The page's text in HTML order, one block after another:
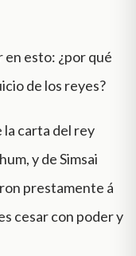
en esto: ¿por qué
de los reyes?
la carta del rey
y de Simsai
prestamente á
cesar con poder y